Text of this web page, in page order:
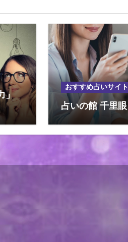
」
おすすめ占いサイト
占いの館 千里眼